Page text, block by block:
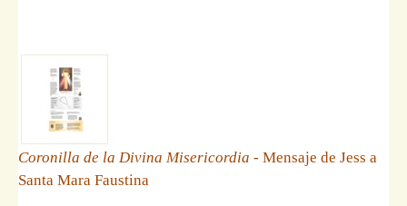
Coronilla de la Divina Misericordia - Mensaje de Jess a
Santa Mara Faustina